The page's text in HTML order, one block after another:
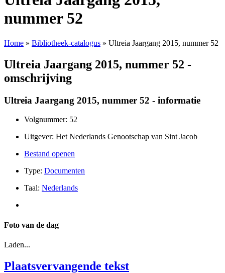
nummer 52
Home » Bibliotheek-catalogus » Ultreia Jaargang 2015, nummer 52
Ultreia Jaargang 2015, nummer 52 -
omschrijving
Ultreia Jaargang 2015, nummer 52 - informatie
Volgnummer: 52
Uitgever: Het Nederlands Genootschap van Sint Jacob
Bestand openen
Type: Documenten
Taal: Nederlands
Foto van de dag
Laden...
Plaatsvervangende tekst